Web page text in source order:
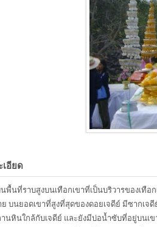
เอียด
พื้นที่ราบสูงบนเทือกเขาที่เป็นบริวารของเทื
บนยอดเขาที่สูงที่สุดของดอยเจดีย์ มีซากเ
นหินใกล้กับเจดีย์ และยังมีบ่อน้ำซับที่อยู่บนเ